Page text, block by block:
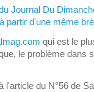
Journal Du
partir d'une même
qui est le
le problème dans
l'article du N°56 de